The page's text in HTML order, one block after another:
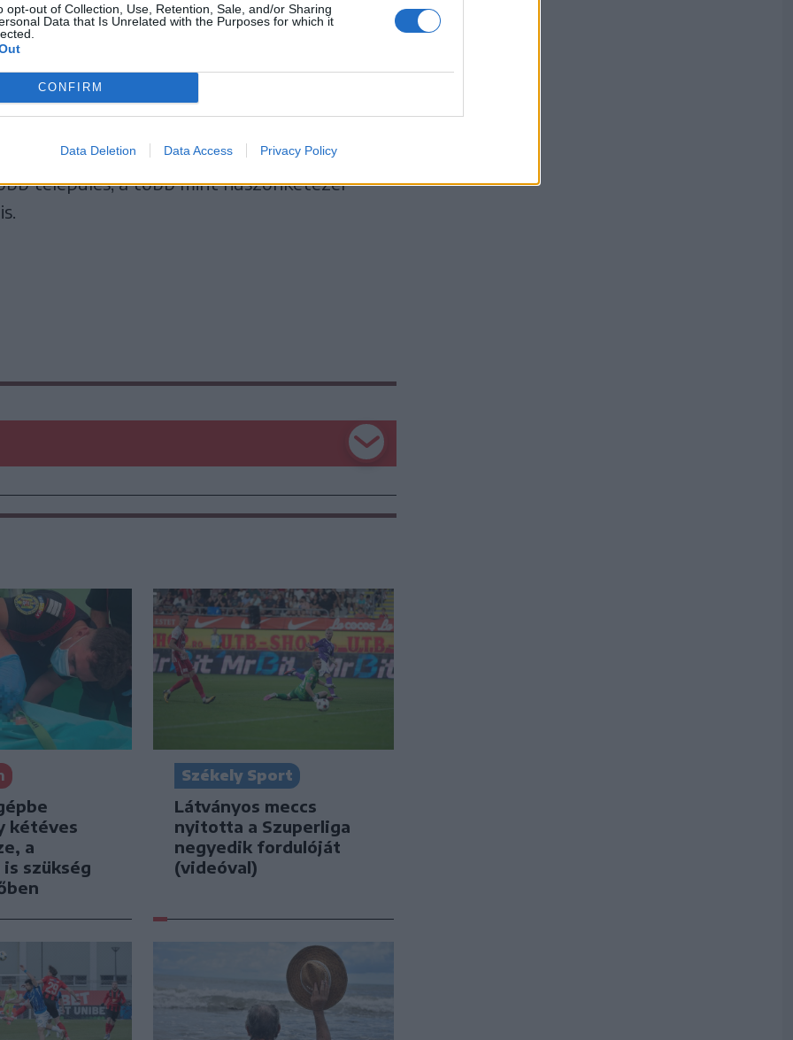
opt-out of Collection, Use, Retention, Sale, and/or Sharing
Data that Is Unrelated with the Purposes for which it
CONFIRM
Data Deletion Data Access Privacy Policy
és egy rakétaindításra készülő osztagot
határnál, a Libanonból érkező rakétákra
libanoni síita fegyveres
közlése szerint harci helikopterek
csoportra, amely éppen páncéltörő
Az izraeli hatóságok elrendelték a
település, a több mint huszonkétezer
kétéves
a
szükség
Székely Sport
Látványos meccs
nyitotta a Szuperliga
negyedik fordulóját
(videóval)